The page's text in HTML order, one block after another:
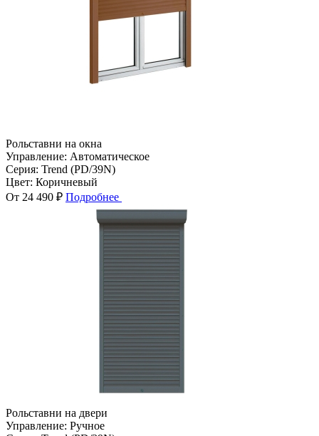
Рольставни на окна
Управление: Автоматическое
Серия: Trend (PD/39N)
Цвет: Коричневый
От 24 490 ₽ Подробнее
Рольставни на двери
Управление: Ручное